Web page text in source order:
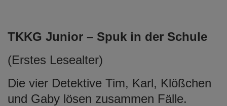
TKKG Junior – Spuk in der Schule
(Erstes Lesealter)
Die vier Detektive Tim, Karl, Klößchen
und Gaby lösen zusammen Fälle.